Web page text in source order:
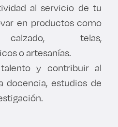
al servicio de tu
en productos como
calzado, telas,
o artesanías.
y contribuir al
docencia, estudios de